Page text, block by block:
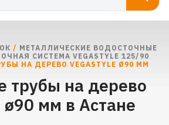
/ МЕТАЛЛИЧЕСКИЕ ВОДОСТОЧНЫЕ
СИСТЕМА VEGASTYLE 125/90
НА ДЕРЕВО VEGASTYLE Ø90 ММ
трубы на дерево
ø90 мм в Астане